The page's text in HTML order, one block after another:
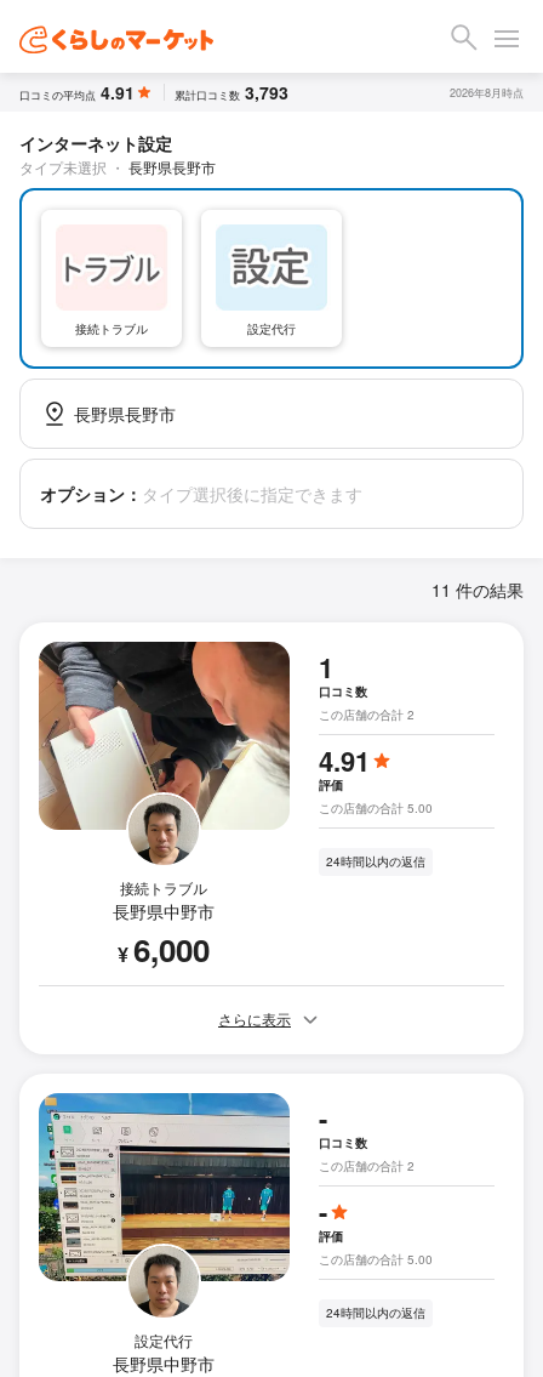
口コミの平均点 4.91 累計口コミ数 3,793 2026年8月時点
インターネット設定
タイプ未選択 ・ 長野県長野市
接続トラブル 設定代行
長野県長野市
オプション： タイプ選択後に指定できます
11 件の結果
接続トラブル
長野県中野市
¥6,000
1
口コミ数
この店舗の合計 2
4.91
評価
この店舗の合計 5.00
24時間以内の返信
さらに表示
設定代行
長野県中野市
-
口コミ数
この店舗の合計 2
-
評価
この店舗の合計 5.00
24時間以内の返信